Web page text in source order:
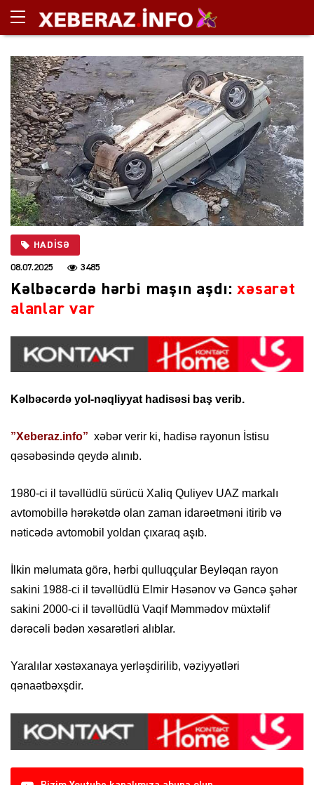
HADISƏ
08.07.2025 3485
Kəlbəcərdə hərbi maşın aşdı: xəsarət
alanlar var
Kəlbəcərdə yol-nəqliyyat hadisəsi baş verib.
”Xeberaz.info” xəbər verir ki, hadisə rayonun İstisu
qəsəbəsində qeydə alınıb.
1980-ci il təvəllüdlü sürücü Xaliq Quliyev UAZ markalı
avtomobillə hərəkətdə olan zaman idarəetməni itirib və
nəticədə avtomobil yoldan çıxaraq aşıb.
İlkin məlumata görə, hərbi qulluqçular Beyləqan rayon
sakini 1988-ci il təvəllüdlü Elmir Həsənov və Gəncə şəhər
sakini 2000-ci il təvəllüdlü Vaqif Məmmədov müxtəlif
dərəcəli bədən xəsarətləri alıblar.
Yaralılar xəstəxanaya yerləşdirilib, vəziyyətləri
qənaətbəxşdir.